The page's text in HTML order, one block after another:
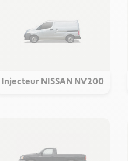
Injecteur NISSAN NV200